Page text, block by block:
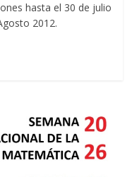
hasta el 30 de julio
2012.